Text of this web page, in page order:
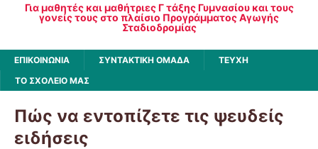
Για μαθητές και μαθήτριες Γ τάξης Γυμνασίου και τους
γονείς τους στο πλαίσιο Προγράμματος Αγωγής
Σταδιοδρομίας
ΕΠΙΚΟΙΝΩΝΙΑ ΣΥΝΤΑΚΤΙΚΗ ΟΜΑΔΑ
ΤΕΥΧΗ
ΤΟ ΣΧΟΛΕΙΟ ΜΑΣ
Πώς να εντοπίζετε τις ψευδείς
ειδήσεις